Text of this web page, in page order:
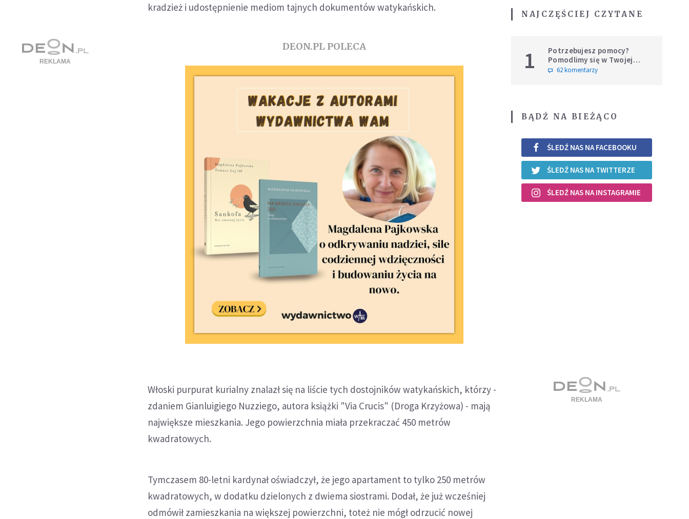
kradzież i udostępnienie mediom tajnych dokumentów watykańskich.
DEON.PL POLECA
Włoski purpurat kurialny znalazł się na liście tych dostojników watykańskich, którzy -
zdaniem Gianluigiego Nuzziego, autora książki "Via Crucis" (Droga Krzyżowa) - mają
największe mieszkania. Jego powierzchnia miała przekraczać 450 metrów
kwadratowych.
Tymczasem 80-letni kardynał oświadczył, że jego apartament to tylko 250 metrów
kwadratowych, w dodatku dzielonych z dwiema siostrami. Dodał, że już wcześniej
odmówił zamieszkania na większej powierzchni, toteż nie mógł odrzucić nowej
NAJCZĘŚCIEJ CZYTANE
1
Potrzebujesz pomocy?
Pomodlimy się w Twojej
intencji
62 komentarzy
BĄDŹ NA BIEŻĄCO
ŚLEDŹ NAS NA FACEBOOKU
ŚLEDŹ NAS NA TWITTERZE
ŚLEDŹ NAS NA INSTAGRAMIE